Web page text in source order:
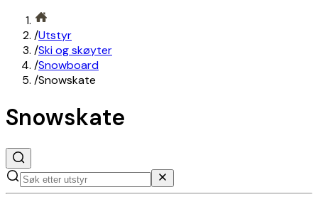
/Utstyr
/Ski og skøyter
/Snowboard
/Snowskate
Snowskate